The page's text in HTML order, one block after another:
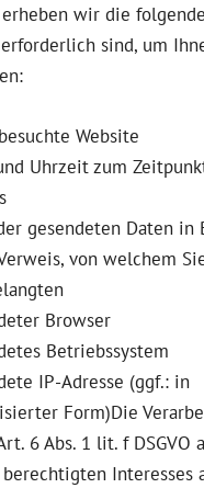
wir die
sind, um
Website
Uhrzeit zum
gesendeten Daten in
von welchem
Browser
Betriebssystem
IP-Adresse (ggf.: in
Form)Die
6 Abs. 1 lit. f DSGVO
berechtigten Interesses